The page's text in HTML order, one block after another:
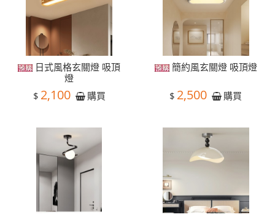
日式風格玄關燈 吸頂
燈
$ 2,100 購買
簡約風玄關燈 吸頂燈
$ 2,500 購買